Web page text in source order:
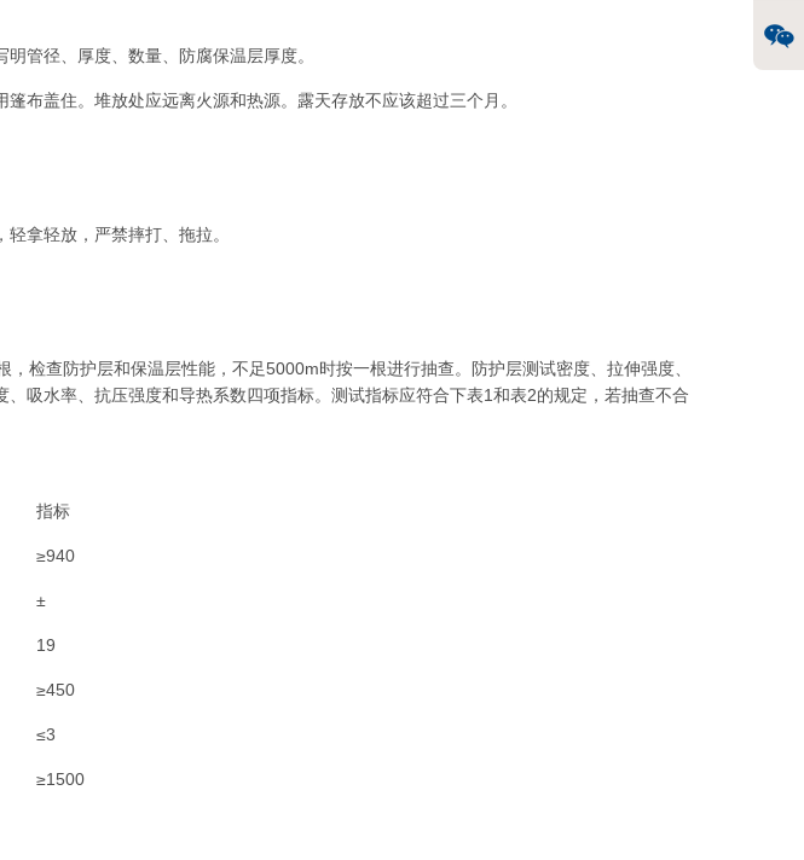
管径、厚度、数量、防腐保温层厚度。
布盖住。堆放处应远离火源和热源。露天存放不应该超过三个月。
拿轻放，严禁摔打、拖拉。
检查防护层和保温层性能，不足5000m时按一根进行抽查。防护层测试密度、拉伸强度、
吸水率、抗压强度和导热系数四项指标。测试指标应符合下表1和表2的规定，若抽查不合
指标
≥940
±
19
≥450
≤3
≥1500